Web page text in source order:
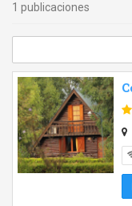
1 publicaciones